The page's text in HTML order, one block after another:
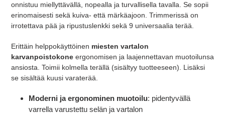
onnistuu miellyttävällä, nopealla ja turvallisella tavalla. Se sopii
erinomaisesti sekä kuiva- että märkäajoon. Trimmerissä on
irrotettava pää ja ripustuslenkki sekä 9 universaalia terää.
Erittäin helppokäyttöinen miesten vartalon
karvanpoistokone ergonomisen ja laajennettavan muotoilunsa
ansiosta. Toimii kolmella terällä (sisältyy tuotteeseen). Lisäksi
se sisältää kuusi varaterää.
Moderni ja ergonominen muotoilu: pidentyvällä
varrella varustettu selän ja vartalon